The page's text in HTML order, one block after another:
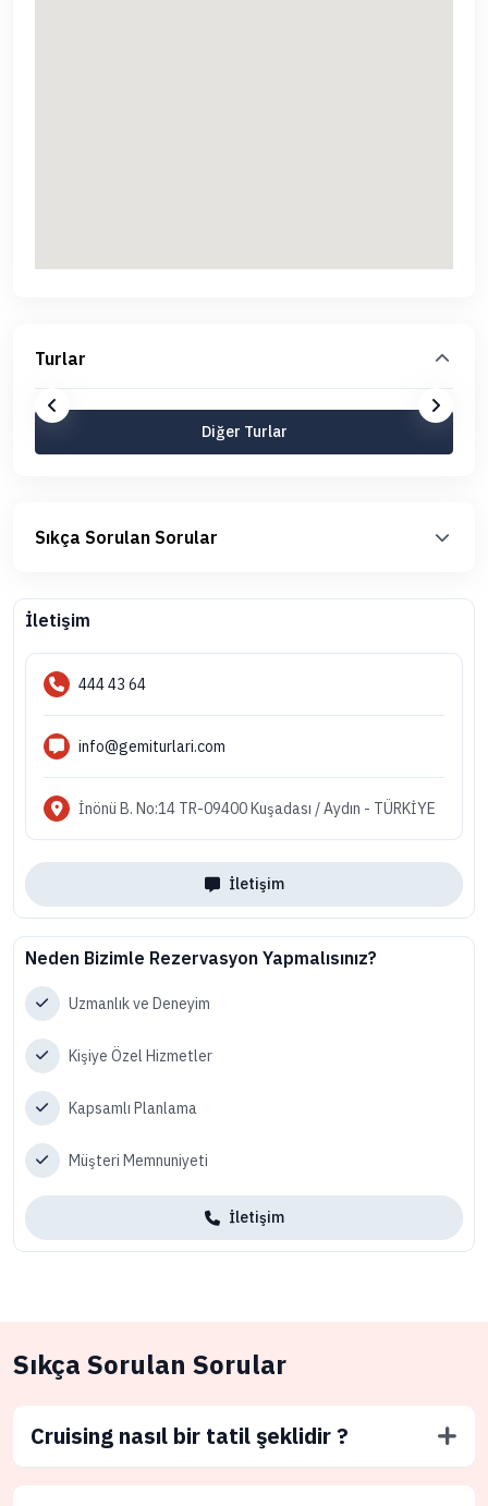
Turlar
Diğer Turlar
Sıkça Sorulan Sorular
İletişim
444 43 64
info@gemiturlari.com
İnönü B. No:14 TR-09400 Kuşadası / Aydın - TÜRKİYE
İletişim
Neden Bizimle Rezervasyon Yapmalısınız?
Uzmanlık ve Deneyim
Kişiye Özel Hizmetler
Kapsamlı Planlama
Müşteri Memnuniyeti
İletişim
Sıkça Sorulan Sorular
Cruising nasıl bir tatil şeklidir ?